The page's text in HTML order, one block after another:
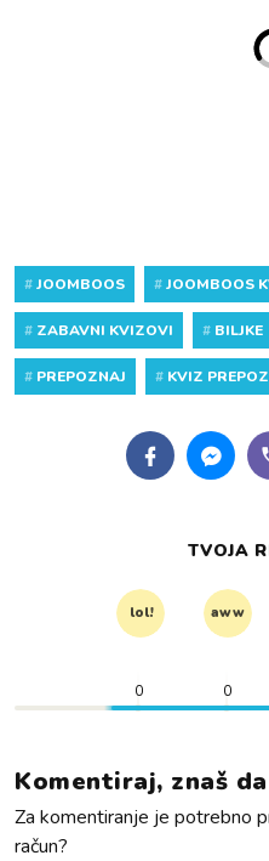
#JOOMBOOS #JOOMBOOS
# ZABAVNI KVIZOVI # BILJKE
# PREPOZNAJ # KVIZ
TVOJA
lol! aww
0 0
Komentiraj, znaš
Za komentiranje je potrebno
račun?